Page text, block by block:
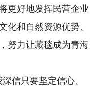
更好地发挥民营企业
化和自然资源优势、
努力让藏毯成为青海
信只要坚定信心、